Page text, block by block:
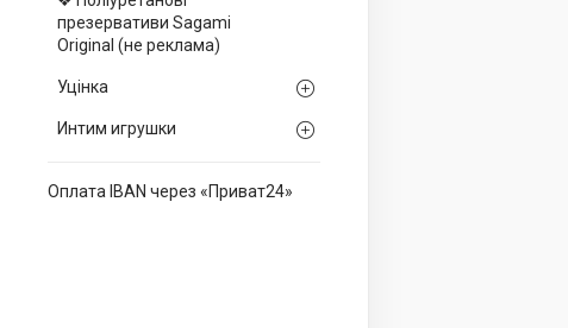
презервативи Sagami
Оriginal (не реклама)
Уцінка
Интим игрушки
Оплата IBAN через «Приват24»